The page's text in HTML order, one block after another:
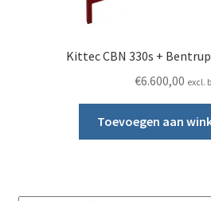
Kittec CBN 330s +
€6.600,00 excl.
Toevoegen aan